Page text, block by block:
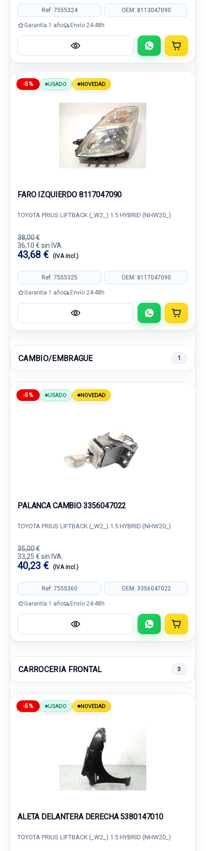
Ref: 7555324 OEM: 8113047090
Garantía 1 año Envío 24-48h
-5% USADO NOVEDAD
FARO IZQUIERDO 8117047090
TOYOTA PRIUS LIFTBACK (_W2_) 1.5 HYBRID (NHW20_)
38,00 €
36,10 € sin IVA.
43,68 € (IVA incl.)
Ref: 7555325 OEM: 8117047090
Garantía 1 año Envío 24-48h
CAMBIO/EMBRAGUE 1
-5% USADO NOVEDAD
PALANCA CAMBIO 3356047022
TOYOTA PRIUS LIFTBACK (_W2_) 1.5 HYBRID (NHW20_)
35,00 €
33,25 € sin IVA.
40,23 € (IVA incl.)
Ref: 7555360 OEM: 3356047022
Garantía 1 año Envío 24-48h
CARROCERIA FRONTAL 3
-5% USADO NOVEDAD
ALETA DELANTERA DERECHA 5380147010
TOYOTA PRIUS LIFTBACK (_W2_) 1.5 HYBRID (NHW20_)